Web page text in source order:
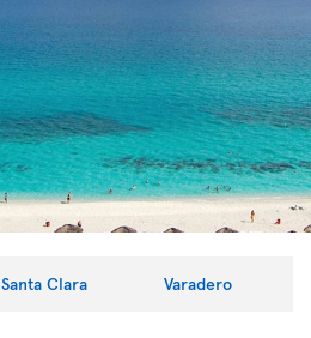
Santa Clara Varadero